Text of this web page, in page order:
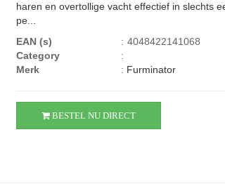
haren en overtollige vacht effectief in slechts
pe...
EAN (s)
: 4048422141068
Category
:
Merk
: Furminator
BESTEL NU DIRECT